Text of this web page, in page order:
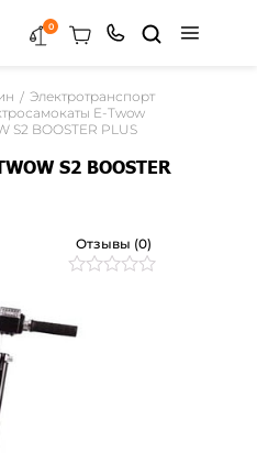
0
Электротранспорт
E-Twow
S2 BOOSTER PLUS
S2 BOOSTER
Отзывы (0)
из
5